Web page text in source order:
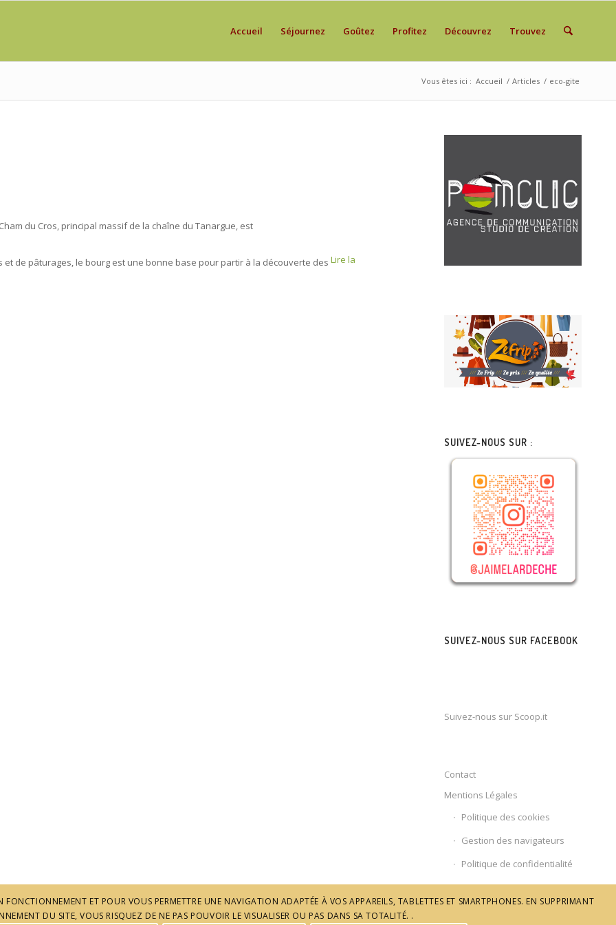
Accueil Séjournez Goûtez Profitez Découvrez Trouvez
Vous êtes ici : Accueil / Articles / eco-gite
du Cros, principal massif de la chaîne du Tanargue, est
de pâturages, le bourg est une bonne base pour partir à la découverte des Lire la
SUIVEZ-NOUS SUR :
SUIVEZ-NOUS SUR FACEBOOK
Suivez-nous sur Scoop.it
Contact
Mentions Légales
Politique des cookies
Gestion des navigateurs
Politique de confidentialité
ET POUR VOUS PERMETTRE UNE NAVIGATION ADAPTÉE À VOS APPAREILS, TABLETTES ET SMARTPHONES. EN SUPPRIMANT
DU SITE, VOUS RISQUEZ DE NE PAS POUVOIR LE VISUALISER OU PAS DANS SA TOTALITÉ. .